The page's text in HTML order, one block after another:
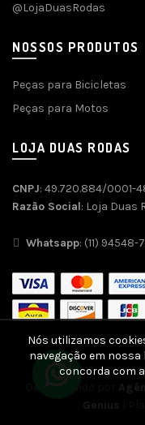
@LojaDuasRodas
NOSSOS PRODUTOS
Peças para Bicicletas
Peças para Motos
LOJA DUAS RODAS
CNPJ: 49.720.884/0001-
Razão Social: Loja Duas
Whatsapp: (11) 94548-
Genius |
Nós utilizamos
navegação em nossa
concorda com